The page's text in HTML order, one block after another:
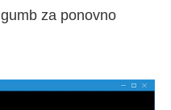
gumb za ponovno